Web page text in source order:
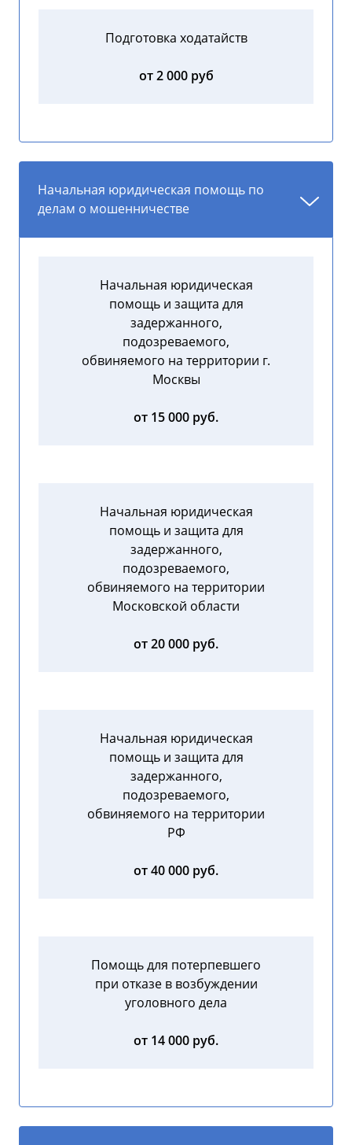
Подготовка ходатайств
от 2 000 руб
Начальная юридическая помощь по
делам о мошенничестве
Начальная юридическая
помощь и защита для
задержанного,
подозреваемого,
обвиняемого на территории г.
Москвы
от 15 000 руб.
Начальная юридическая
помощь и защита для
задержанного,
подозреваемого,
обвиняемого на территории
Московской области
от 20 000 руб.
Начальная юридическая
помощь и защита для
задержанного,
подозреваемого,
обвиняемого на территории
РФ
от 40 000 руб.
Помощь для потерпевшего
при отказе в возбуждении
уголовного дела
от 14 000 руб.